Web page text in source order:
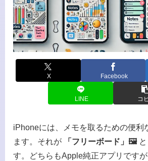
X Facebook
LINE コ
iPhoneには、メモを取るための便利
ます。それが
「フリーボード」🖼️と
す。どちらもApple純正アプリです